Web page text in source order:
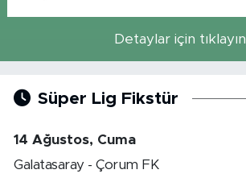
Detaylar için tıklayın
Süper Lig Fikstür
14 Ağustos, Cuma
Galatasaray - Çorum FK